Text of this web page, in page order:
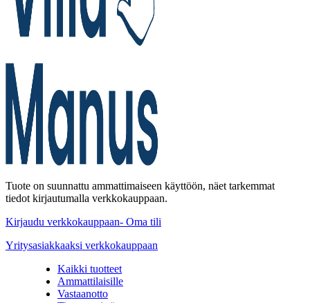
Tuote on suunnattu ammattimaiseen käyttöön, näet tarkemmat
tiedot kirjautumalla verkkokauppaan.
Kirjaudu verkkokauppaan- Oma tili
Yritysasiakkaaksi verkkokauppaan
Kaikki tuotteet
Ammattilaisille
Vastaanotto